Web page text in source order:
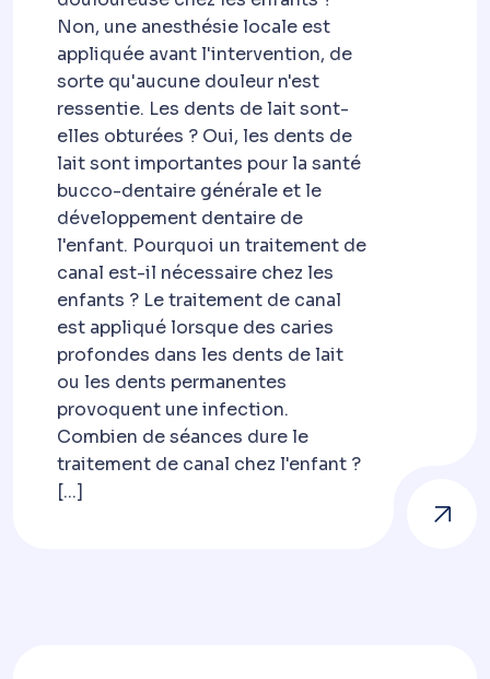
Non, une anesthésie locale est
appliquée avant l'intervention, de
sorte qu'aucune douleur n'est
ressentie. Les dents de lait sont-
elles obturées ? Oui, les dents de
lait sont importantes pour la santé
bucco-dentaire générale et le
développement dentaire de
l'enfant. Pourquoi un traitement de
canal est-il nécessaire chez les
enfants ? Le traitement de canal
est appliqué lorsque des caries
profondes dans les dents de lait
ou les dents permanentes
provoquent une infection.
Combien de séances dure le
traitement de canal chez l'enfant ?
[...]